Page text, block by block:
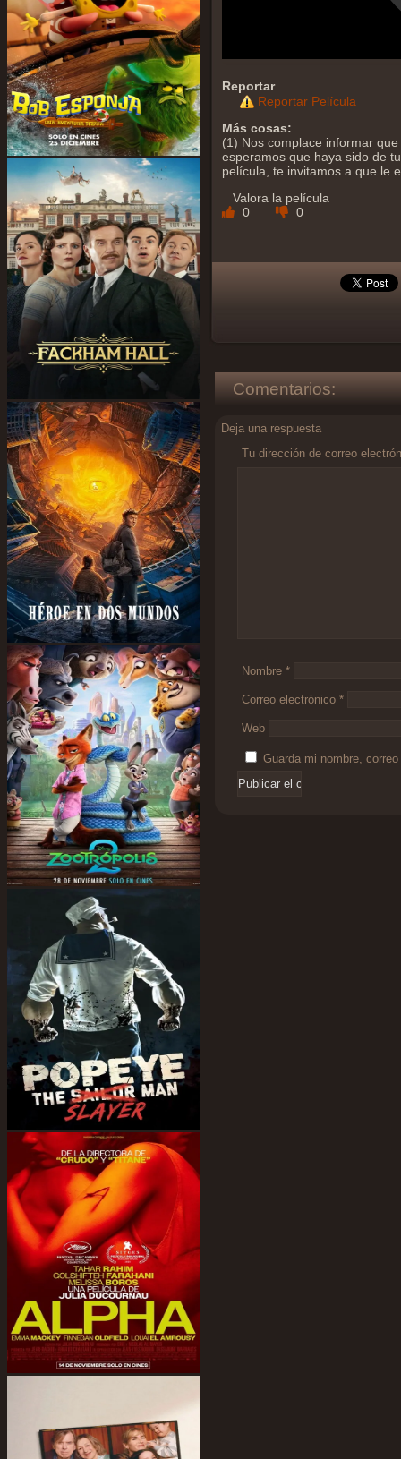
Reportar
Reportar Película
Más cosas:
(1) Nos complace informar
esperamos que haya sido de
película, te invitamos a que le
Valora la película
0
0
Comentarios:
Deja una respuesta
Tu dirección de correo
Nombre *
Correo electrónico *
Web
Guarda mi nombre,